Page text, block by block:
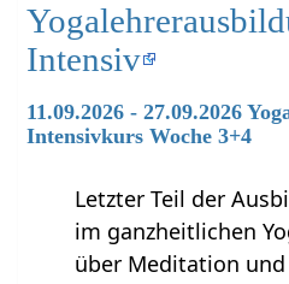
Intensiv
11.09.2026 - 27.09.2026
Intensivkurs Woche 3+4
Letzter Teil der
im ganzheitlichen
über Meditation